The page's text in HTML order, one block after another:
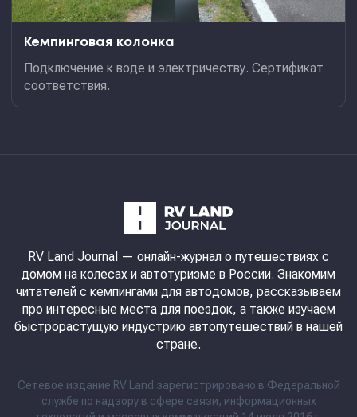
Кемпинговая колонка
Подключение к воде и электричеству. Сертификат
соответствия.
RV Land Journal — онлайн-журнал о путешествиях с
домом на колесах и автотуризме в России. Знакомим
читателей с кемпингами для автодомов, рассказываем
про интересные места для поездок, а также изучаем
быстрорастущую индустрию автопутешествий в нашей
стране.
Сетевое издание RV Land зарегистрировано в Федеральной
службе по надзору в сфере связи, информационных